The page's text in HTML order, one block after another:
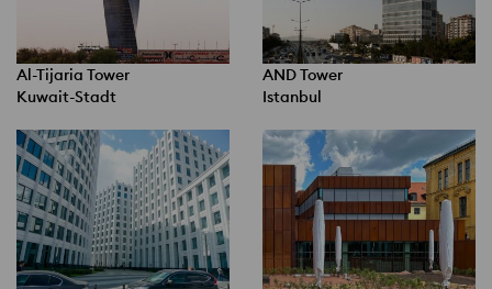
Al-Tijaria Tower
Kuwait-Stadt
AND Tower
Istanbul